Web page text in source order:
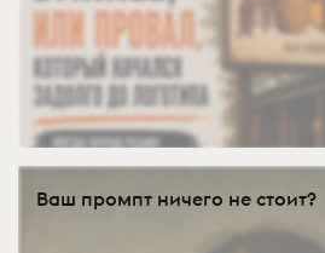
Ваш промпт ничего не стоит?